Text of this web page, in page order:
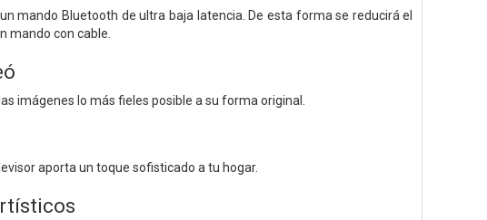
mando Bluetooth de ultra baja latencia. De esta forma se reducirá el
mando con cable.
imágenes lo más fieles posible a su forma original.
aporta un toque sofisticado a tu hogar.